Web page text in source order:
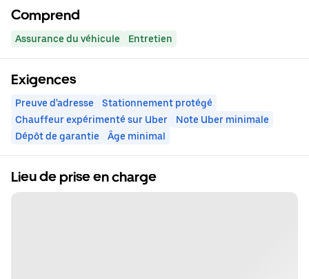
Comprend
Assurance du véhicule Entretien
Exigences
Preuve d'adresse
Stationnement protégé
Chauffeur expérimenté sur Uber
Note Uber minimale
Dépôt de garantie
Âge minimal
Lieu de prise en charge